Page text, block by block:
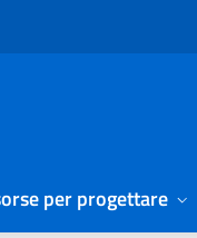
per progettare